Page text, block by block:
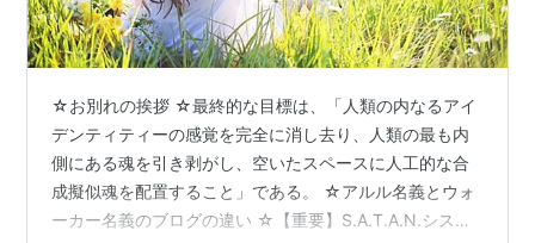
☆お別れの挨拶 ☆最終的な目標は、「人類の内なるアイ
デンティティーの感覚を完全に消し去り、人類の最も内
側にある魂を引き剥がし、空いたスペースに人工的な合
成擬似魂を配置すること」である。 ☆アルル名義とウォ
ーカー名義のブログの違い ☆【重要】S.A.T.A.N.システ